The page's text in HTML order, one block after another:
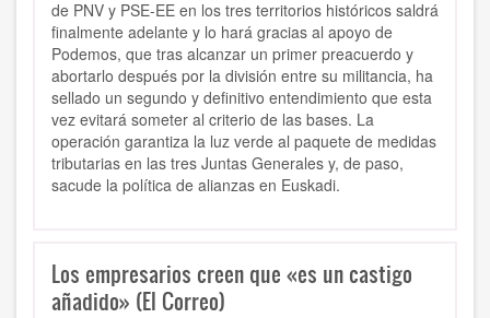
de PNV y PSE-EE en los tres territorios históricos saldrá
finalmente adelante y lo hará gracias al apoyo de
Podemos, que tras alcanzar un primer preacuerdo y
abortarlo después por la división entre su militancia, ha
sellado un segundo y definitivo entendimiento que esta
vez evitará someter al criterio de las bases. La
operación garantiza la luz verde al paquete de medidas
tributarias en las tres Juntas Generales y, de paso,
sacude la política de alianzas en Euskadi.
Los empresarios creen que «es un castigo
añadido» (El Correo)